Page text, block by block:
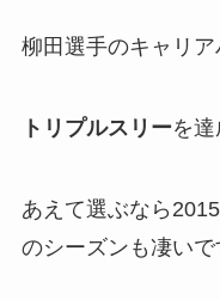
柳田選手のキャリ
トリプルスリーを達
あえて選ぶなら
のシーズンも凄いで